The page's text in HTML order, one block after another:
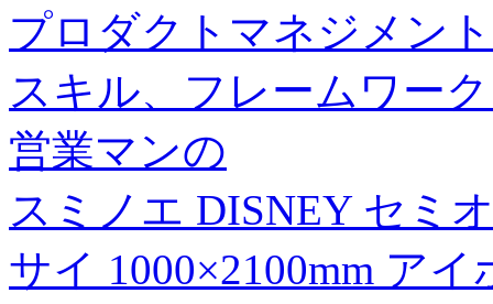
プロダクトマネジメン
スキル、フレームワー
営業マンの
スミノエ DISNEY セミ
サイ 1000×2100mm ア